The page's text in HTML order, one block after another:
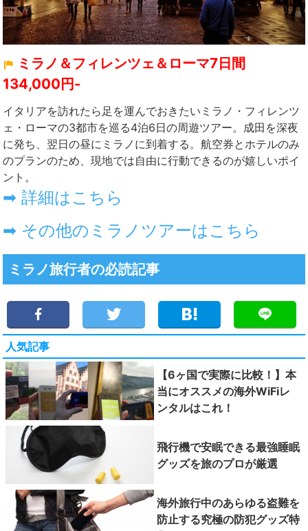
ミラノ＆フィレンツェ＆ローマ7日間
134,000円-
イタリアを訪れたら足を運んでおきたいミラノ・フィレンツ
ェ・ローマの3都市を巡る4泊6日の周遊ツアー。成田を深夜
に発ち、翌日の昼にミラノに到着する。航空券とホテルのみ
のプランのため、現地では自由に行動できるのが嬉しいポイ
ント。
➡ 詳細はこちら
➡ その他のミラノツアーはこちら
ミラノ旅行者の必読記事
人気記事
【6ヶ国で実際に比較！】本
当にオススメの海外WiFiレ
ンタルはこれ！
飛行機で安眠できる最強睡眠
グッズを旅のプロが厳選
海外旅行中のあらゆる盗難を
防止する究極の防犯グッズ特